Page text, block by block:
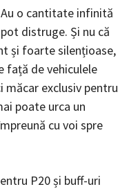
o cantitate infinită
distruge. Și nu că
și foarte silențioase,
față de vehiculele
măcar exclusiv pentru
poate urca un
cu voi spre
P20 și buff-uri